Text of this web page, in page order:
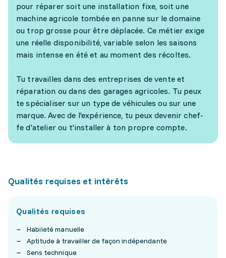
pour réparer soit une installation fixe, soit une
machine agricole tombée en panne sur le domaine
ou trop grosse pour être déplacée. Ce métier exige
une réelle disponibilité, variable selon les saisons
mais intense en été et au moment des récoltes.
Tu travailles dans des entreprises de vente et
réparation ou dans des garages agricoles. Tu peux
te spécialiser sur un type de véhicules ou sur une
marque. Avec de l'expérience, tu peux devenir chef-
fe d'atelier ou t'installer à ton propre compte.
Qualités requises et intérêts
Qualités requises
Habileté manuelle
Aptitude à travailler de façon indépendante
Sens technique